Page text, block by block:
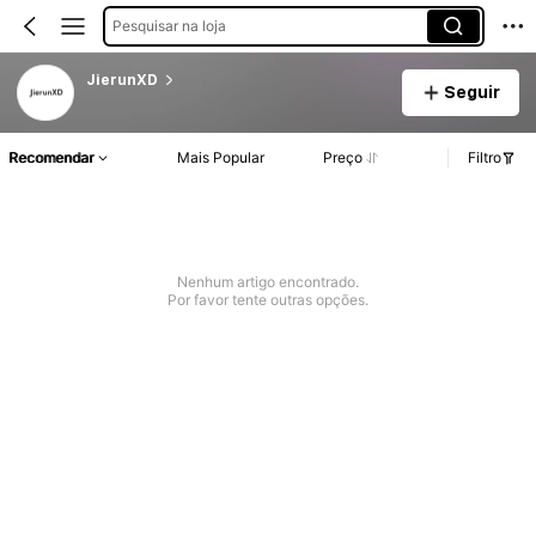
Pesquisar na loja
JierunXD
Seguir
Recomendar Mais Popular Preço Filtro
Nenhum artigo encontrado.
Por favor tente outras opções.